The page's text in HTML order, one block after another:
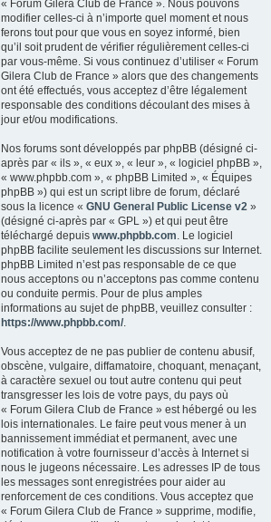
« Forum Gilera Club de France ». Nous pouvons
modifier celles-ci à n’importe quel moment et nous
ferons tout pour que vous en soyez informé, bien
qu’il soit prudent de vérifier régulièrement celles-ci
par vous-même. Si vous continuez d’utiliser « Forum
Gilera Club de France » alors que des changements
ont été effectués, vous acceptez d’être légalement
responsable des conditions découlant des mises à
jour et/ou modifications.
Nos forums sont développés par phpBB (désigné ci-
après par « ils », « eux », « leur », « logiciel phpBB »,
« www.phpbb.com », « phpBB Limited », « Équipes
phpBB ») qui est un script libre de forum, déclaré
sous la licence « GNU General Public License v2 »
(désigné ci-après par « GPL ») et qui peut être
téléchargé depuis www.phpbb.com. Le logiciel
phpBB facilite seulement les discussions sur Internet.
phpBB Limited n’est pas responsable de ce que
nous acceptons ou n’acceptons pas comme contenu
ou conduite permis. Pour de plus amples
informations au sujet de phpBB, veuillez consulter :
https://www.phpbb.com/.
Vous acceptez de ne pas publier de contenu abusif,
obscène, vulgaire, diffamatoire, choquant, menaçant,
à caractère sexuel ou tout autre contenu qui peut
transgresser les lois de votre pays, du pays où
« Forum Gilera Club de France » est hébergé ou les
lois internationales. Le faire peut vous mener à un
bannissement immédiat et permanent, avec une
notification à votre fournisseur d’accès à Internet si
nous le jugeons nécessaire. Les adresses IP de tous
les messages sont enregistrées pour aider au
renforcement de ces conditions. Vous acceptez que
« Forum Gilera Club de France » supprime, modifie,